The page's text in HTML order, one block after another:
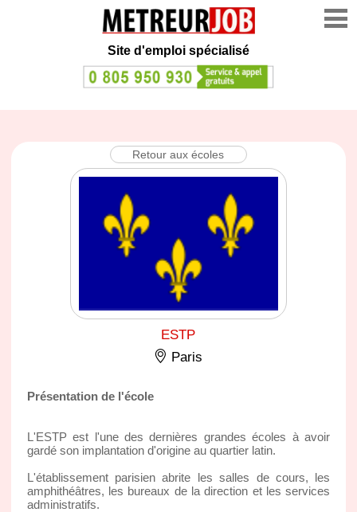
Site d'emploi spécialisé
Retour aux écoles
ESTP
Paris
Présentation de l'école
L'ESTP est l'une des dernières grandes écoles à avoir
gardé son implantation d'origine au quartier latin.
L'établissement parisien abrite les salles de cours, les
amphithéâtres, les bureaux de la direction et les services
administratifs.